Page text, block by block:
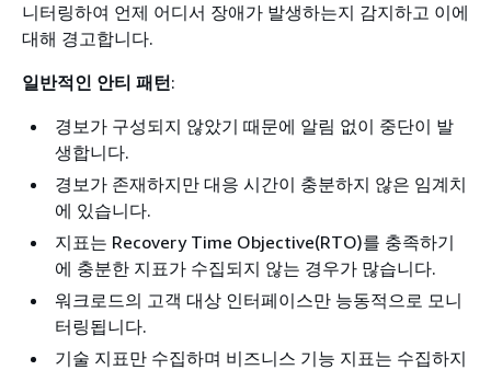
니터링하여 언제 어디서 장애가 발생하는지 감지하고 이에
대해 경고합니다.
일반적인 안티 패턴:
경보가 구성되지 않았기 때문에 알림 없이 중단이 발
생합니다.
경보가 존재하지만 대응 시간이 충분하지 않은 임계치
에 있습니다.
지표는 Recovery Time Objective(RTO)를 충족하기
에 충분한 지표가 수집되지 않는 경우가 많습니다.
워크로드의 고객 대상 인터페이스만 능동적으로 모니
터링됩니다.
기술 지표만 수집하며 비즈니스 기능 지표는 수집하지